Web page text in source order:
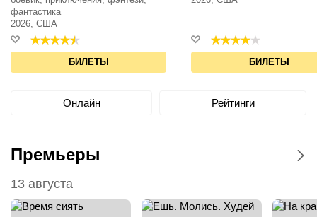
Онлайн Рейтинги
фантастика
2026, США
БИЛЕТЫ БИЛЕТЫ
Премьеры
13 августа